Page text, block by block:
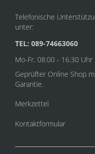
Telefonische
unter:
TEL: 089-74663060
Mo-Fr, 08:00 - 16:30 Uhr
Geprüfter Online Shop
Garantie.
Merkzettel
Kontaktformular